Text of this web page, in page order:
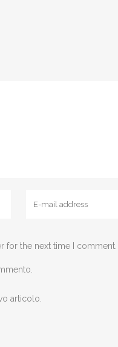
for the next time I comment.
articolo.